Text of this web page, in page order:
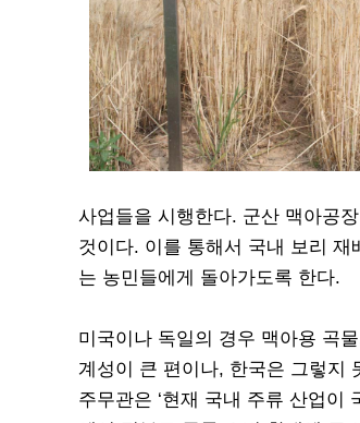
사업들을 시행한다. 군산 맥아공
것이다. 이를 통해서 국내 보리
는 농민들에게 돌아가도록 한다.
미국이나 독일의 경우 맥아용 곡
계성이 큰 편이나, 한국은 그렇지
주무관은 ‘현재 국내 주류 산업이